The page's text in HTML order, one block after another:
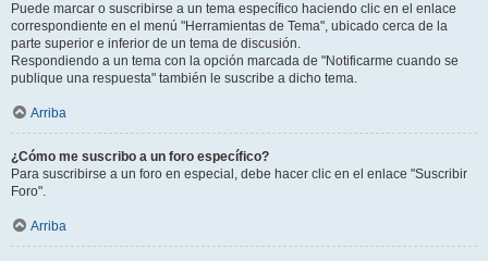
Puede marcar o suscribirse a un tema específico haciendo clic en el enlace
correspondiente en el menú "Herramientas de Tema", ubicado cerca de la
parte superior e inferior de un tema de discusión.
Respondiendo a un tema con la opción marcada de "Notificarme cuando se
publique una respuesta" también le suscribe a dicho tema.
Arriba
¿Cómo me suscribo a un foro específico?
Para suscribirse a un foro en especial, debe hacer clic en el enlace "Suscribir
Foro".
Arriba